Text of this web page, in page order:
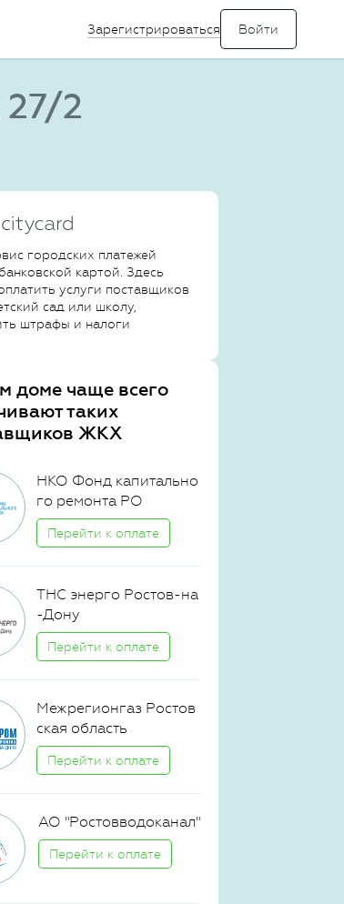
Зарегистрироваться
2
городских платежей
картой. Здесь
услуги поставщиков
сад или школу,
штрафы и налоги
доме чаще всего
таких
ЖКХ
НКО Фонд капитально
го ремонта РО
Перейти к оплате
ТНС энерго Ростов-на
-Дону
Перейти к оплате
Межрегионгаз Ростов
ская область
Перейти к оплате
АО "Ростовводоканал"
Перейти к оплате